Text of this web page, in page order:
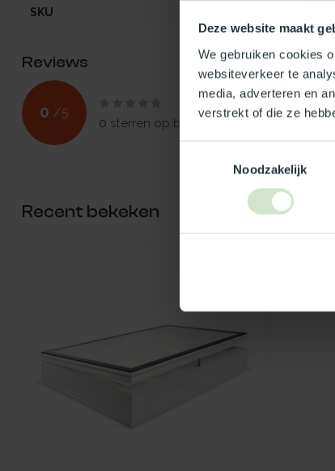
Deze website maakt
We gebruiken cookies
websiteverkeer te
media, adverteren en
verstrekt of die ze
Noodzakelijk
SKU
Reviews
0 /5
0 sterren op basis van
Recent bekeken